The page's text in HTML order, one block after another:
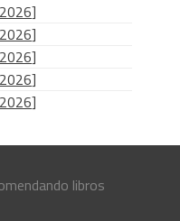
libros